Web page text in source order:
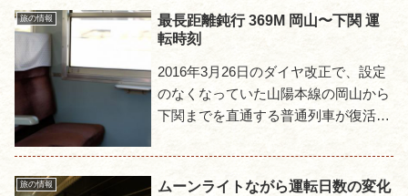
ンスカーという名称を使うのがち...
旅の情報
最長距離鈍行 369M 岡山〜下関 運
転時刻
2016年3月26日のダイヤ改正で、設定
のなくなっていた山陽本線の岡山から
下関までを直通する普通列車が復活し
て走る369Mである。今回は日本最長
距離鈍行となる...
旅の情報
ムーンライトながら運転日数の変化